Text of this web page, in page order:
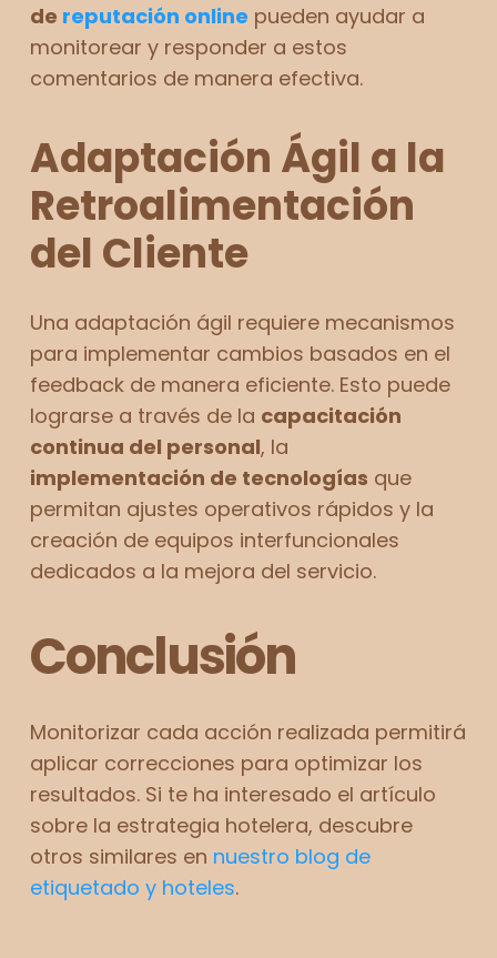
de reputación online pueden ayudar a
monitorear y responder a estos
comentarios de manera efectiva.
Adaptación Ágil a la
Retroalimentación
del Cliente
Una adaptación ágil requiere mecanismos
para implementar cambios basados en el
feedback de manera eficiente. Esto puede
lograrse a través de la capacitación
continua del personal, la
implementación de tecnologías que
permitan ajustes operativos rápidos y la
creación de equipos interfuncionales
dedicados a la mejora del servicio.
Conclusión
Monitorizar cada acción realizada permitirá
aplicar correcciones para optimizar los
resultados. Si te ha interesado el artículo
sobre la estrategia hotelera, descubre
otros similares en nuestro blog de
etiquetado y hoteles.